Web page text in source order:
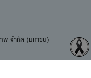
พ จำกัด (มหาชน)